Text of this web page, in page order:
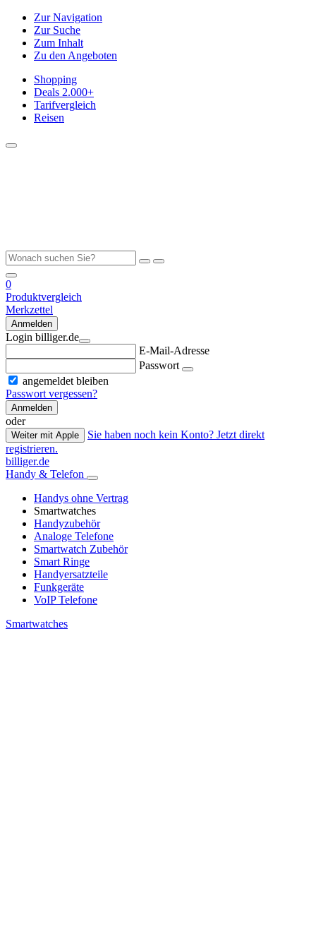
Zur Navigation
Zur Suche
Zum Inhalt
Zu den Angeboten
Shopping
Deals 2.000+
Tarifvergleich
Reisen
0
Produktvergleich
Merkzettel
Anmelden
Login billiger.de
E-Mail-Adresse
Passwort
angemeldet bleiben
Passwort vergessen?
Anmelden
oder
Weiter mit Apple
Sie haben noch kein Konto? Jetzt direkt
registrieren.
billiger.de
Handy & Telefon
Handys ohne Vertrag
Smartwatches
Handyzubehör
Analoge Telefone
Smartwatch Zubehör
Smart Ringe
Handyersatzteile
Funkgeräte
VoIP Telefone
Smartwatches